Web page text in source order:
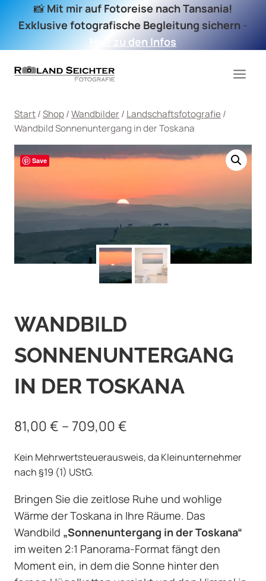
Inhalt
📸 Mit mir auf Fotoreise nach Tansania!
Exklusive fotografische Begleitung sichern -
Hier zu den Infos
Start/Shop/Wandbilder / Landschaftsfotografie/
Wandbild Sonnenuntergang in der Toskana
Save
WANDBILD
SONNENUNTERGANG
IN DER TOSKANA
81,00€ – 709,00€
Kein Mehrwertsteuerausweis, da Kleinunternehmer
nach §19 (1) UStG.
Bringen Sie die zeitlose Ruhe und wohlige
Wärme der Toskana in Ihre Räume. Das
Wandbild „Sonnenuntergang in der Toskana“
im weiten 2:1 Panorama-Format fängt den
Moment ein, in dem die Sonne hinter den